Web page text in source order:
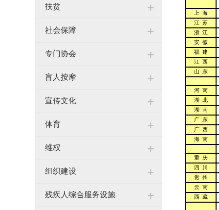
扶贫 +
社会保障 +
专门协会 +
盲人按摩 +
宣传文化 +
体育 +
维权 +
组织建设 +
残疾人综合服务设施 +
上 海
江 苏
浙 江
安 徽
福 建
江 西
山 东
河 南
湖 北
湖 南
广 东
广 西
海 南
重 庆
四 川
贵 州
云 南
西 藏